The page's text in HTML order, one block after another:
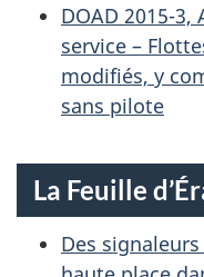
DOAD 2015-
service –
modifiés, y
sans pilote
La Feuille
Des